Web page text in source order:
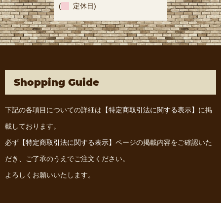
( 定休日)
Shopping Guide
下記の各項目についての詳細は 【特定商取引法に関する表示】 に掲
載しております。
必ず 【特定商取引法に関する表示】 ページの掲載内容をご確認いた
だき、ご了承のうえでご注文ください。
よろしくお願いいたします。